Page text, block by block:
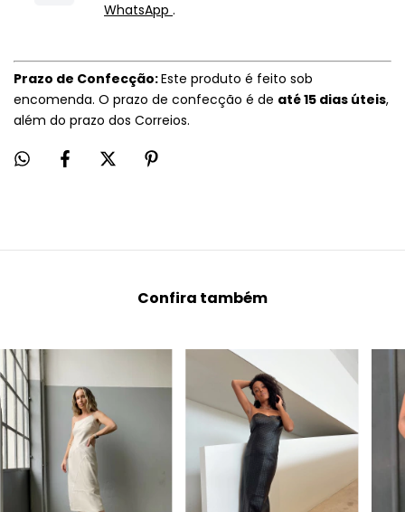
WhatsApp .
Prazo de Confecção:Este produto é feito sob
encomenda. O prazo de confecção é de até 15 dias úteis,
além do prazo dos Correios.
Confira também